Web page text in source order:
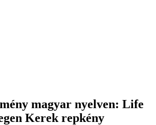
magyar nyelven: Life
Kerek repkény